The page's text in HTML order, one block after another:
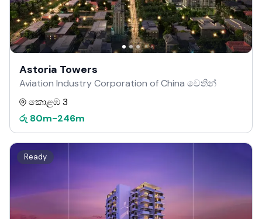
Astoria Towers
Aviation Industry Corporation of China වෙතින්
කොළඹ 3
රු 80m-246m
Ready